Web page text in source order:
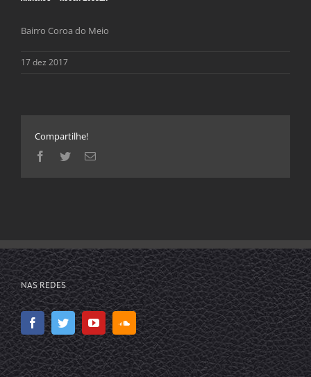
Bairro Coroa do Meio
17 dez 2017
Compartilhe!
Facebook
TwitterE-
NAS REDES